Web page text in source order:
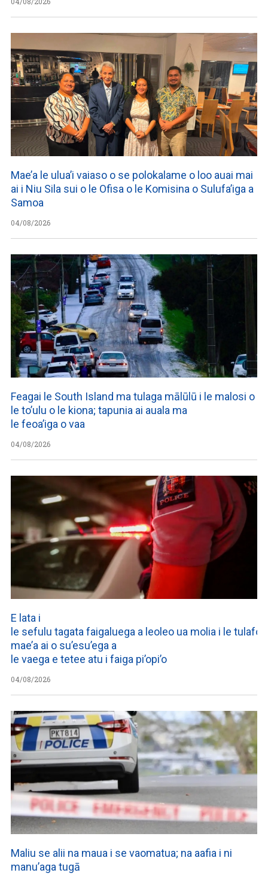
Mae’a le ulua’i vaiaso o se polokalame o loo auai mai
ai i Niu Sila sui o le Ofisa o le Komisina o Sulufa’iga a
Samoa
04/08/2026
Feagai le South Island ma tulaga mālūlū i le malosi o
le to’ulu o le kiona; tapunia ai auala ma
le feoa’iga o vaa
04/08/2026
E lata i
le sefulu tagata faigaluega a leoleo ua molia i le
mae’a ai o su’esu’ega a
le vaega e tetee atu i faiga pi’opi’o
04/08/2026
Maliu se alii na maua i se vaomatua; na aafia i ni
manu’aga tugā